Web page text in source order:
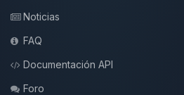
Noticias
FAQ
Documentación API
Foro